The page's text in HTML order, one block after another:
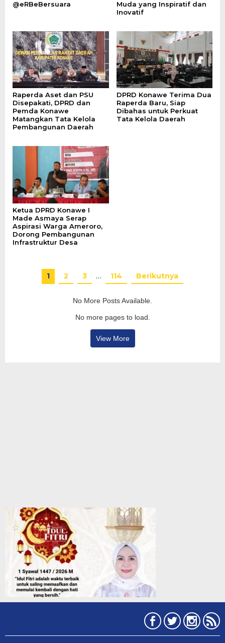
@eRBeBersuara
Muda yang Inspiratif dan
Inovatif
Raperda Aset dan PSU
Disepakati, DPRD dan
Pemda Konawe
Matangkan Tata Kelola
Pembangunan Daerah
DPRD Konawe Terima Dua
Raperda Baru, Siap
Dibahas untuk Perkuat
Tata Kelola Daerah
Ketua DPRD Konawe I
Made Asmaya Serap
Aspirasi Warga Ameroro,
Dorong Pembangunan
Infrastruktur Desa
1 2 3 … 114 Berikutnya
No More Posts Available.
No more pages to load.
View More